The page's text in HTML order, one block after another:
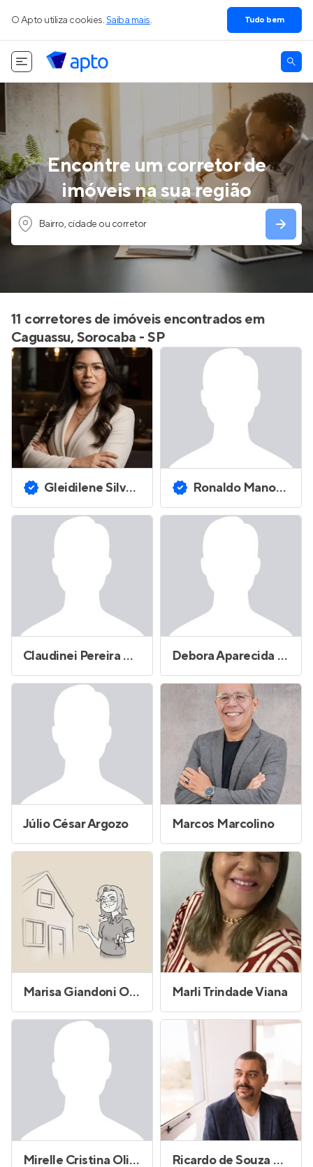
O Apto utiliza cookies. Saiba mais. Tudo bem
Encontre um corretor de
imóveis na sua região
Bairro, cidade ou corretor
11 corretores de imóveis encontrados em
Caguassu, Sorocaba - SP
Gleidilene Silva Andrade Ronaldo Manoel Medeiros
Claudinei Pereira Borges Debora Aparecida Rosa Raposo Borges
Júlio César Argozo Marcos Marcolino
Marisa Giandoni Oliveira Marli Trindade Viana
Mirelle Cristina Oliveira Horochk Ricardo de Souza Oliveira